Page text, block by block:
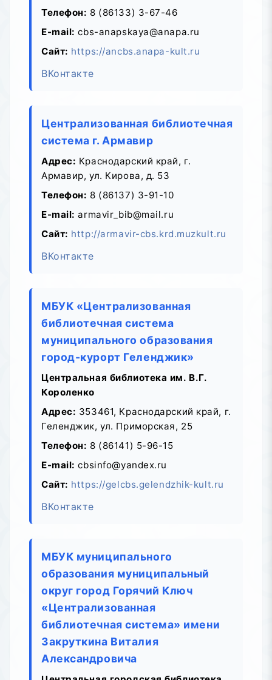
Телефон: 8 (86133) 3-67-46
E-mail: cbs-anapskaya@anapa.ru
Сайт: https://ancbs.аnapa-kult.ru
ВКонтакте
Централизованная библиотечная
система г. Армавир
Адрес: Краснодарский край, г.
Армавир, ул. Кирова, д. 53
Телефон: 8 (86137) 3-91-10
E-mail: armavir_bib@mail.ru
Сайт: http://armavir-cbs.krd.muzkult.ru
ВКонтакте
МБУК «Централизованная
библиотечная система
муниципального образования
город-курорт Геленджик»
Центральная библиотека им. В.Г.
Короленко
Адрес: 353461, Краснодарский край, г.
Геленджик, ул. Приморская, 25
Телефон: 8 (86141) 5-96-15
E-mail: cbsinfo@yandex.ru
Сайт: https://gelcbs.gelendzhik-kult.ru
ВКонтакте
МБУК муниципального
образования муниципальный
округ город Горячий Ключ
«Централизованная
библиотечная система» имени
Закруткина Виталия
Александровича